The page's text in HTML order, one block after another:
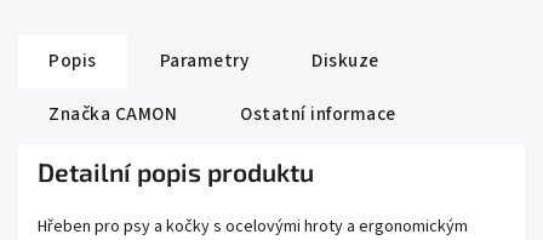
Popis Parametry
Diskuze
Značka CAMON Ostatní informace
Detailní popis produktu
Hřeben pro psy a kočky s ocelovými hroty a ergonomickým